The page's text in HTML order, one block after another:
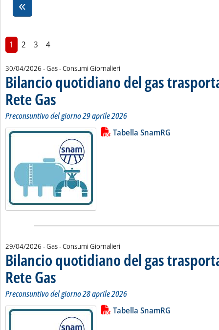
1 2 3 4
30/04/2026 - Gas - Consumi Giornalieri
Bilancio quotidiano del gas
Rete Gas . Sottotitolo: Preconsuntivo del giorno 29 aprile 2026
. Pubblicata giovedì 30 aprile 2026 alle 11.34.
Preconsuntivo del giorno 29 aprile 2026
Leggi tutta la notizia: 'Bilancio
Lista allegati PDF alla notiziaTabella SnamRG
29/04/2026 - Gas - Consumi Giornalieri
Bilancio quotidiano del gas
Rete Gas . Sottotitolo: Preconsuntivo del giorno 28 aprile 2026
. Pubblicata mercoledì 29 aprile 2026 alle 11.50.
Preconsuntivo del giorno 28 aprile 2026
Leggi tutta la notizia: 'Bilancio
Lista allegati PDF alla notiziaTabella SnamRG